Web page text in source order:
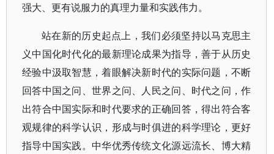
强大、更有说服力的真理力量和实践伟力。
站在新的历史起点上，我们必须坚持以马克思主
义中国化时代化的最新理论成果为指导，善于从历史
经验中汲取智慧，着眼解决新时代的实际问题，不断
回答中国之问、世界之问、人民之问、时代之问，作
出符合中国实际和时代要求的正确回答，得出符合客
观规律的科学认识，形成与时俱进的科学理论，更好
指导中国实践。中华优秀传统文化源远流长、博大精